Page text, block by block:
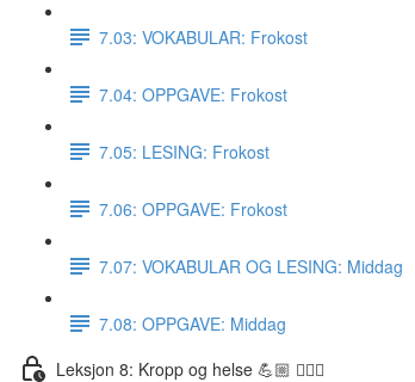
7.03: VOKABULAR: Frokost
7.04: OPPGAVE: Frokost
7.05: LESING: Frokost
7.06: OPPGAVE: Frokost
7.07: VOKABULAR OG LESING: Middag
7.08: OPPGAVE: Middag
Leksjon 8: Kropp og helse 💪🏼 🏋🏽‍♀️